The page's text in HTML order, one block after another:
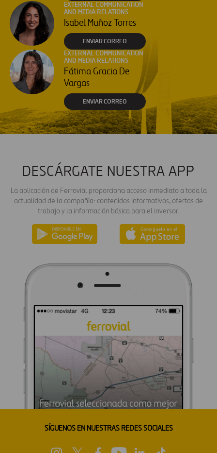
EXTERNAL COMMUNICATION
AND MEDIA RELATIONS
Isabel Muñoz Torres
ENVIAR CORREO
EXTERNAL COMMUNICATION
AND MEDIA RELATIONS
Fátima Gracia De
Vargas
ENVIAR CORREO
DESCÁRGATE NUESTRA APP
La aplicación de Ferrovial proporciona acceso inmediato a toda la
actualidad de la compañía: contenidos informativos, ofertas de
trabajo y la información básica para el inversor.
SÍGUENOS EN NUESTRAS REDES SOCIALES